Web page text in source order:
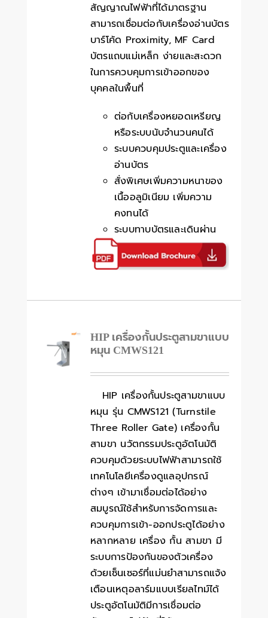
สัญญาณไฟฟ้าที่ได้มาตรฐาน
สามารถเชื่อมต่อกับเครื่องอ่านบัตร
บาร์โค้ด Proximity, MF Card
บัตรแถบแม่เหล็ก ง่ายและสะดวก
ในการควบคุมการเข้าออกของ
บุคคลในพื้นที่
ต่อกับเครื่องหยอดเหรียญ
หรือระบบนับจำนวนคนได้
ระบบควบคุมประตูและเครื่อง
อ่านบัตร
สั่งพิเศษเพิ่มความหนาของ
เนื้ออลูมิเนียม เพิ่มความ
คงทนได้
ระบบทาบบัตรและเดินผ่าน
HIP เครื่องกั้นประตูสามขาแบบ
หมุน CMWS121
HIP เครื่องกั้นประตูสามขาแบบ
หมุน รุ่น CMWS121 (Turnstile
Three Roller Gate) เครื่องกั้น
สามขา นวัตกรรมประตูอัตโนมัติ
ควบคุมด้วยระบบไฟฟ้าสามารถใช้
เทคโนโลยีเครื่องดูแลอุปกรณ์
ต่างๆ เข้ามาเชื่อมต่อได้อย่าง
สมบูรณ์ใช้สำหรับการจัดการและ
ควบคุมการเข้า-ออกประตูได้อย่าง
หลากหลาย เครื่อง กั้น สามขา มี
ระบบการป้องกันของตัวเครื่อง
ด้วยเซ็นเซอร์ที่แม่นยำสามารถแจ้ง
เตือนเหตุอลาร์มแบบเรียลไทม์ได้
ประตูอัตโนมัติมีการเชื่อมต่อ